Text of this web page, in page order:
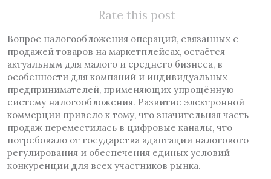
Rate this post
Вопрос налогообложения операций, связанных с
продажей товаров на маркетплейсах, остаётся
актуальным для малого и среднего бизнеса, в
особенности для компаний и индивидуальных
предпринимателей, применяющих упрощённую
систему налогообложения. Развитие электронной
коммерции привело к тому, что значительная часть
продаж переместилась в цифровые каналы, что
потребовало от государства адаптации налогового
регулирования и обеспечения единых условий
конкуренции для всех участников рынка.